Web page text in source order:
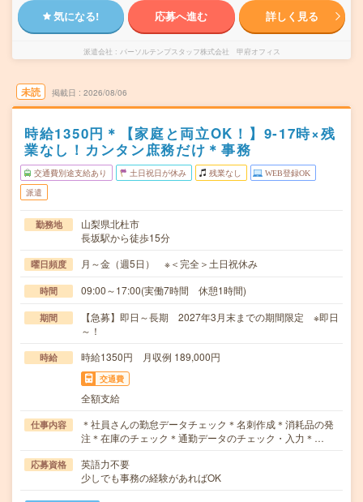
気になる! 応募へ進む 詳しく見る
派遣会社 パーソルテンプスタッフ株式会社 甲府オフィス
未読 掲載日 2026/08/06
時給1350円＊【家庭と両立OK！】9‐17時×残
業なし！カンタン庶務だけ＊事務
交通費別途支給あり 土日祝日が休み 残業なし WEB登録OK
派遣
勤務地
山梨県北杜市
長坂駅から徒歩15分
曜日頻度 月～金（週5日） ※＜完全＞土日祝休み
時間 09:00～17:00(実働7時間 休憩1時間)
期間
【急募】即日～長期 2027年3月末までの期間限定 ※即日
～！
時給 時給1350円 月収例 189,000円
交通費
全額支給
仕事内容
＊社員さんの勤怠データチェック＊名刺作成＊消耗品の発
注＊在庫のチェック＊通勤データのチェック・入力＊…
応募資格
英語力不要
少しでも事務の経験があればOK